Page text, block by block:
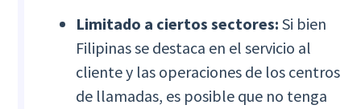
Limitado a ciertos sectores: Si bien
Filipinas se destaca en el servicio al
cliente y las operaciones de los centros
de llamadas, es posible que no tenga